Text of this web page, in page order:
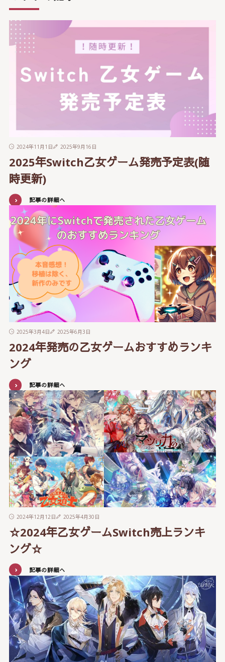
2024年11月1日 2025年9月16日
2025年Switch乙女ゲーム発売予定表(随
時更新)
記事の詳細へ
2025年3月4日 2025年6月3日
2024年発売の乙女ゲームおすすめランキ
ング
記事の詳細へ
2024年12月12日 2025年4月30日
☆2024年乙女ゲームSwitch売上ランキ
ング☆
記事の詳細へ